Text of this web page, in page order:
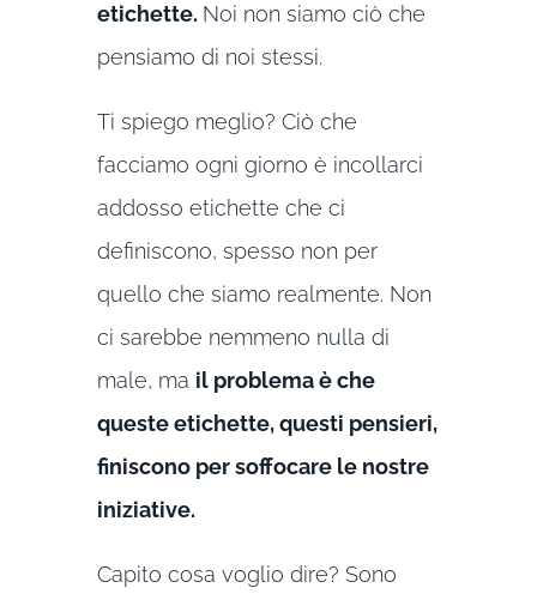
etichette. Noi non siamo ciò che
pensiamo di noi stessi.
Ti spiego meglio? Ciò che
facciamo ogni giorno è incollarci
addosso etichette che ci
definiscono, spesso non per
quello che siamo realmente. Non
ci sarebbe nemmeno nulla di
male, ma il problema è che
queste etichette, questi pensieri,
finiscono per soffocare le nostre
iniziative.
Capito cosa voglio dire? Sono